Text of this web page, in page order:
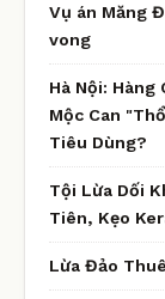
Vụ án Măng
vong
Hà Nội: Hàng
Mộc Can
Tiêu Dùng?
Tội Lừa Dối
Tiên, Kẹo
Lừa Đảo